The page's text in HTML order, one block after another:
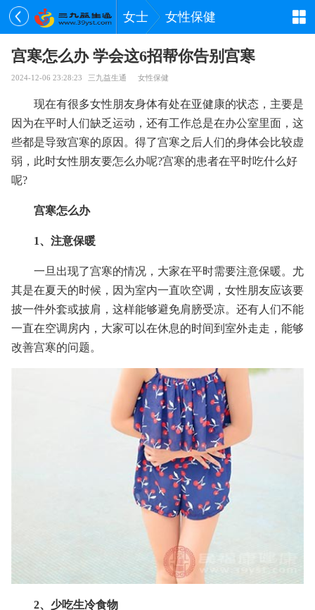
女士 女性保健
宫寒怎么办 学会这6招帮你告别宫寒
2024-12-06 23:28:23 三九益生通 女性保健
现在有很多女性朋友身体有处在亚健康的状态，主要是
因为在平时人们缺乏运动，还有工作总是在办公室里面，这
些都是导致宫寒的原因。得了宫寒之后人们的身体会比较虚
弱，此时女性朋友要怎么办呢?宫寒的患者在平时吃什么好
呢?
宫寒怎么办
1、注意保暖
一旦出现了宫寒的情况，大家在平时需要注意保暖。尤
其是在夏天的时候，因为室内一直吹空调，女性朋友应该要
披一件外套或披肩，这样能够避免肩膀受凉。还有人们不能
一直在空调房内，大家可以在休息的时间到室外走走，能够
改善宫寒的问题。
2、少吃生冷食物